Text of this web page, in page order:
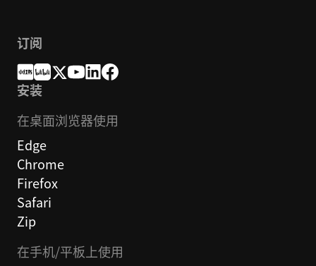
订阅
安装
在桌面浏览器使用
Edge
Chrome
Firefox
Safari
Zip
在手机/平板上使用